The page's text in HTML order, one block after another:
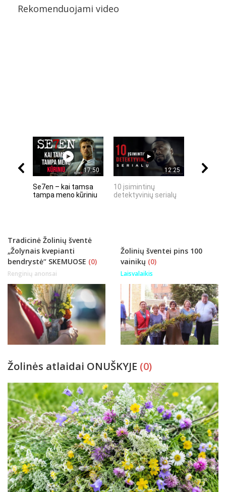
Rekomenduojami video
17:50
Se7en – kai tamsa
tampa meno kūriniu
12:25
10 įsimintinų
detektyvinių serialų
Tradicinė Žolinių šventė
„Žolynais kvepianti
bendrystė“ SKEMUOSE (0)
Renginių anonsai
Žolinių šventei pins 100
vainikų (0)
Laisvalaikis
Žolinės atlaidai ONUŠKYJE (0)